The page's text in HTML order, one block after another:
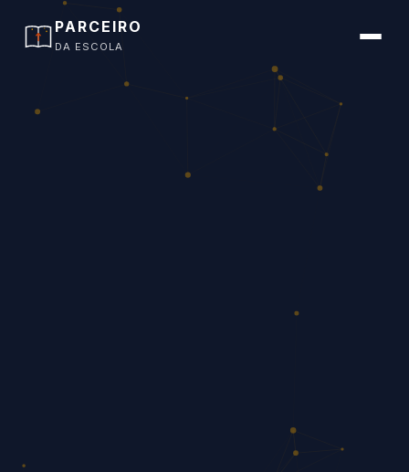
PARCEIRO
DA ESCOLA